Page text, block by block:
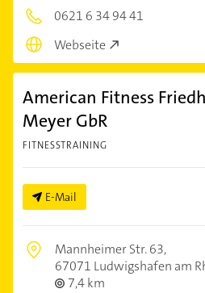
0621 6 34 94 41
Webseite
American Fitness
Meyer GbR
FITNESSTRAINING
E-Mail
Mannheimer Str. 63,
67071 Ludwigshafen am
7,4 km